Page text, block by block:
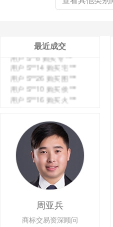
最近成交
用户 S**3 购买 K***
用户 S**8 购买 专***
用户 S**14 购买 宅***
用户 S**26 购买 图***
用户 S**10 购买 侯***
用户 S**16 购买 火***
用户 S**25 购买 水***
用户 S**80 购买 王***
用户 S**19 购买 T***
用户 S**22 购买 茶***
用户 S**68 购买 俏***
周亚兵
商标交易资深顾问